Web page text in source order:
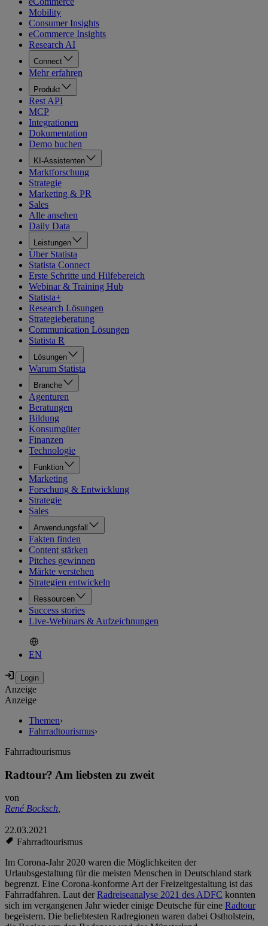
Mobility
Consumer Insights
eCommerce Insights
Research AI
Connect
Mehr erfahren
Produkt
Rest API
MCP
Integrationen
Dokumentation
Demo buchen
KI-Assistenten
Marktforschung
Strategie
Marketing & PR
Sales
Alle ansehen
Daily Data
Leistungen
Über Statista
Statista Connect
Erste Schritte und Hilfebereich
Webinar & Training Hub
Statista+
Research Lösungen
Strategieberatung
Communication Lösungen
Statista R
Lösungen
Warum Statista
Branche
Agenturen
Beratungen
Bildung
Konsumgüter
Finanzen
Technologie
Funktion
Marketing
Forschung & Entwicklung
Strategie
Sales
Anwendungsfall
Fakten finden
Content stärken
Pitches gewinnen
Märkte verstehen
Strategien entwickeln
Ressourcen
Success stories
Live-Webinars & Aufzeichnungen
EN
Anzeige
Anzeige
Themen›
Fahrradtourismus›
Fahrradtourismus
Radtour? Am liebsten zu zweit
von
René Bocksch,
22.03.2021
Fahrradtourismus
Im Corona-Jahr 2020 waren die Möglichkeiten der
Urlaubsgestaltung für die meisten Menschen in Deutschland stark
begrenzt. Eine Corona-konforme Art der Freizeitgestaltung ist das
Fahrradfahren. Laut derRadreiseanalyse 2021 des ADFC konnten
sich im vergangenen Jahr wieder einige Deutsche für eine Radtour
begeistern. Die beliebtesten Radregionen waren dabei Ostholstein,